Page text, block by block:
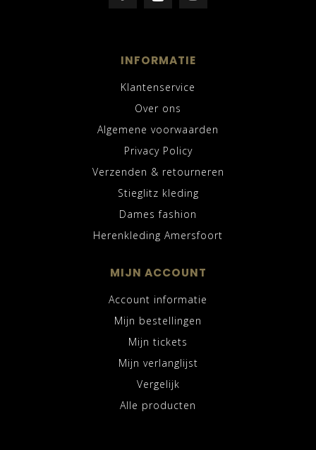
INFORMATIE
Klantenservice
Over ons
Algemene voorwaarden
Privacy Policy
Verzenden & retourneren
Stieglitz kleding
Dames fashion
Herenkleding Amersfoort
MIJN ACCOUNT
Account informatie
Mijn bestellingen
Mijn tickets
Mijn verlanglijst
Vergelijk
Alle producten